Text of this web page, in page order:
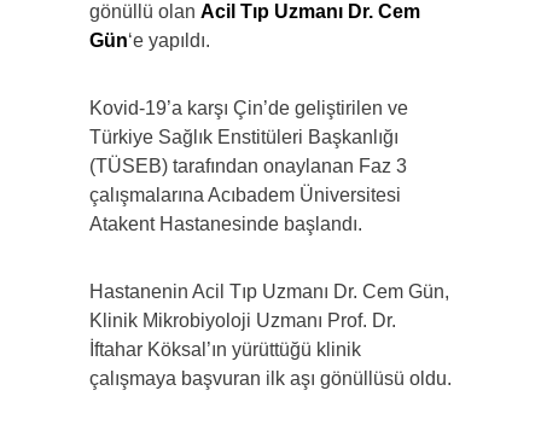
gönüllü olan Acil Tıp Uzmanı Dr. Cem
Gün‘e yapıldı.
Kovid-19’a karşı Çin’de geliştirilen ve
Türkiye Sağlık Enstitüleri Başkanlığı
(TÜSEB) tarafından onaylanan Faz 3
çalışmalarına Acıbadem Üniversitesi
Atakent Hastanesinde başlandı.
Hastanenin Acil Tıp Uzmanı Dr. Cem Gün,
Klinik Mikrobiyoloji Uzmanı Prof. Dr.
İftahar Köksal’ın yürüttüğü klinik
çalışmaya başvuran ilk aşı gönüllüsü oldu.